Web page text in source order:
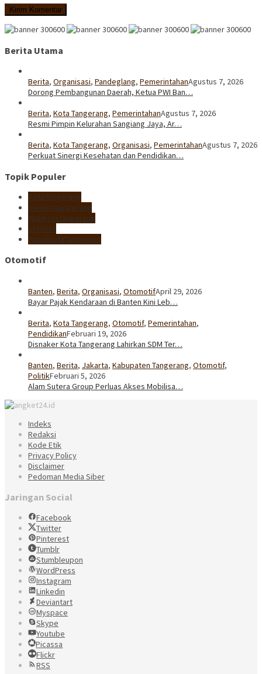
Berita Utama
Berita, Organisasi, Pandeglang, PemerintahanAgustus 7, 2026
Dorong Pembangunan Daerah, Ketua PWI Ban…
Berita, Kota Tangerang, PemerintahanAgustus 7, 2026
Resmi Pimpin Kelurahan Sangiang Jaya, Ar…
Berita, Kota Tangerang, Organisasi, PemerintahanAgustus 7, 2026
Perkuat Sinergi Kesehatan dan Pendidikan…
Topik Populer
KotaTangerang
pemkottangerang
WaliKotaTangerang
SERANG
PjWalikotaTangerang
Otomotif
Banten, Berita, Organisasi, OtomotifApril 29, 2026
Bayar Pajak Kendaraan di Banten Kini Leb…
Berita, Kota Tangerang, Otomotif, Pemerintahan,
PendidikanFebruari 19, 2026
Disnaker Kota Tangerang Lahirkan SDM Ter…
Banten, Berita, Jakarta, Kabupaten Tangerang, Otomotif,
PolitikFebruari 5, 2026
Alam Sutera Group Perluas Akses Mobilisa…
Indeks
Redaksi
Kode Etik
Privacy Policy
Disclaimer
Pedoman Media Siber
Jaringan Social
Facebook
Twitter
Pinterest
Tumblr
Stumbleupon
WordPress
Instagram
Linkedin
Deviantart
Myspace
Skype
Youtube
Picassa
Flickr
RSS